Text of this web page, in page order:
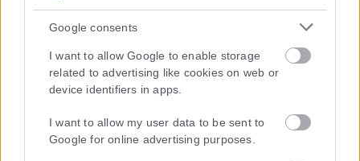
Google consents
I want to allow Google to enable storage
related to advertising like cookies on web or
device identifiers in apps.
I want to allow my user data to be sent to
Google for online advertising purposes.